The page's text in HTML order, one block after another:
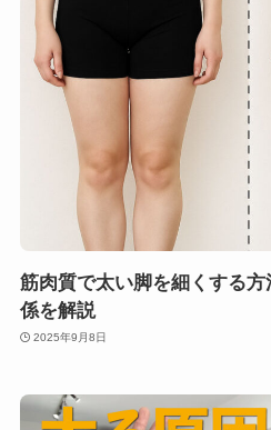
筋肉質で太い脚を細くする
係を解説
2025年9月8日